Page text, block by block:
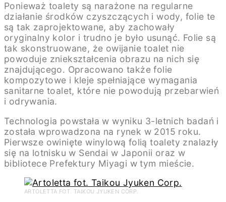
Ponieważ toalety są narażone na regularne
działanie środków czyszczących i wody, folie te
są tak zaprojektowane, aby zachowały
oryginalny kolor i trudno je było usunąć. Folie są
tak skonstruowane, że owijanie toalet nie
powoduje zniekształcenia obrazu na nich się
znajdującego. Opracowano także folie
kompozytowe i kleje spełniające wymagania
sanitarne toalet, które nie powodują przebarwień
i odrywania.
Technologia powstała w wyniku 3-letnich badań i
została wprowadzona na rynek w 2015 roku.
Pierwsze owinięte winylową folią toalety znalazły
się na lotnisku w Sendai w Japonii oraz w
bibliotece Prefektury Miyagi w tym mieście.
ARTOLETTA FOT. TAIKOU JYUKEN CORP.